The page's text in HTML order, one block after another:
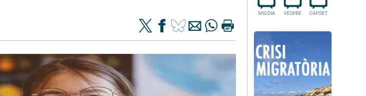
MIGDIA VESPRE CAP.SET